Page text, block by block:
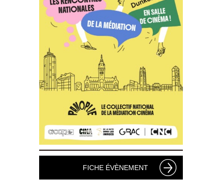
FICHE ÉVÈNEMENT